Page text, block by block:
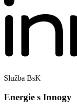
Služba BsK
Energie s Innogy